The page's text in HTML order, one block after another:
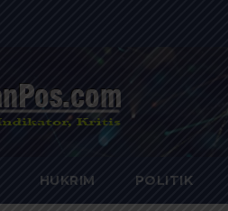
HUKRIM POLITIK